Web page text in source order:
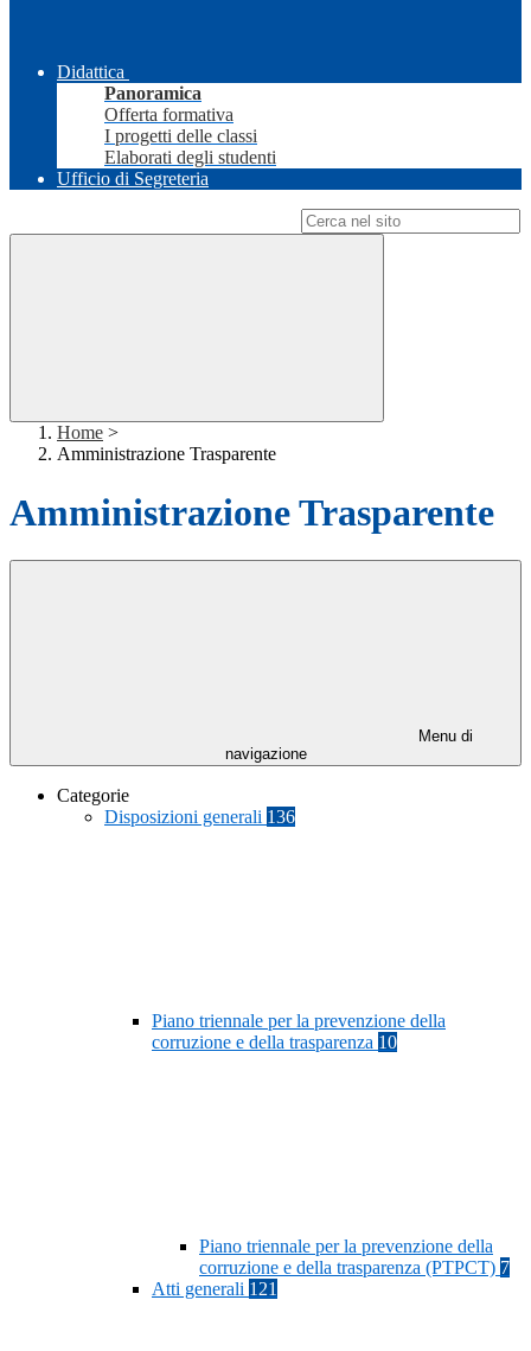
Didattica
Panoramica
Offerta formativa
I progetti delle classi
Elaborati degli studenti
Ufficio di Segreteria
Home >
Amministrazione Trasparente
Amministrazione Trasparente
Menu di
navigazione
Categorie
Disposizioni generali 136
Piano triennale per la prevenzione della
corruzione e della trasparenza 10
Piano triennale per la prevenzione della
corruzione e della trasparenza (PTPCT) 7
Atti generali 121